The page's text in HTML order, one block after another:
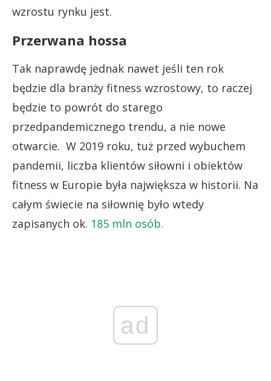
wzrostu rynku jest.
Przerwana hossa
Tak naprawdę jednak nawet jeśli ten rok
będzie dla branży fitness wzrostowy, to raczej
będzie to powrót do starego
przedpandemicznego trendu, a nie nowe
otwarcie. W 2019 roku, tuż przed wybuchem
pandemii, liczba klientów siłowni i obiektów
fitness w Europie była największa w historii. Na
całym świecie na siłownię było wtedy
zapisanych ok. 185 mln osób.
ad